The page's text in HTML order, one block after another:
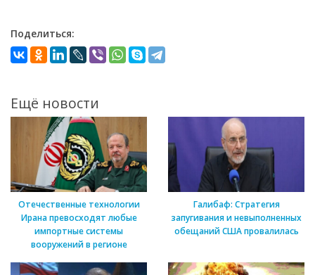
Поделиться:
Ещё новости
Отечественные технологии
Ирана превосходят любые
импортные системы
вооружений в регионе
Галибаф: Стратегия
запугивания и невыполненных
обещаний США провалилась